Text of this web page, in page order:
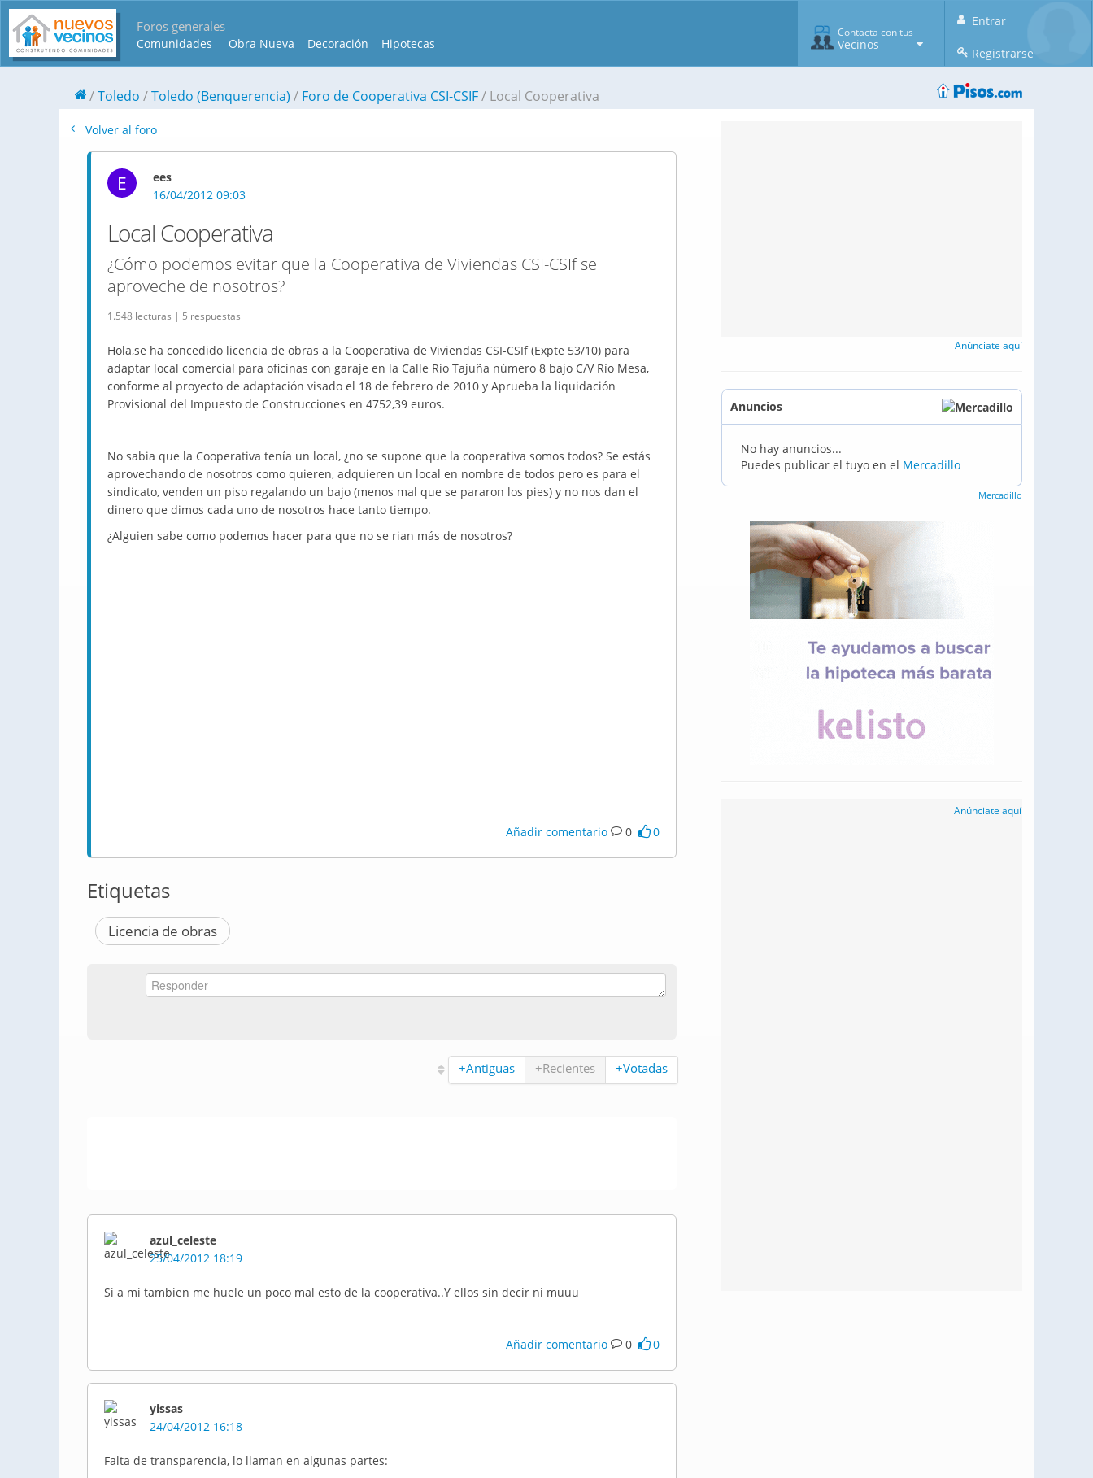
Foros generales
Comunidades Obra Nueva Decoración Hipotecas
Entrar
Registrarse
Contacta con tus
Vecinos
Toledo Toledo (Benquerencia) Foro de Cooperativa CSI-CSIF Local Cooperativa
Volver al foro
E
ees
16/04/2012 09:03
Local Cooperativa
¿Cómo podemos evitar que la Cooperativa de Viviendas CSI-CSIf se
aproveche de nosotros?
1.548 lecturas | 5 respuestas
Hola,se ha concedido licencia de obras a la Cooperativa de Viviendas CSI-CSIf (Expte 53/10) para
adaptar local comercial para oficinas con garaje en la Calle Rio Tajuña número 8 bajo C/V Río Mesa,
conforme al proyecto de adaptación visado el 18 de febrero de 2010 y Aprueba la liquidación
Provisional del Impuesto de Construcciones en 4752,39 euros.
No sabia que la Cooperativa tenía un local, ¿no se supone que la cooperativa somos todos? Se estás
aprovechando de nosotros como quieren, adquieren un local en nombre de todos pero es para el
sindicato, venden un piso regalando un bajo (menos mal que se pararon los pies) y no nos dan el
dinero que dimos cada uno de nosotros hace tanto tiempo.
¿Alguien sabe como podemos hacer para que no se rian más de nosotros?
Añadir comentario 0 0
Etiquetas
Licencia de obras
+Antiguas +Recientes +Votadas
azul_celeste
25/04/2012 18:19
Si a mi tambien me huele un poco mal esto de la cooperativa..Y ellos sin decir ni muuu
Añadir comentario 0 0
yissas
24/04/2012 16:18
Falta de transparencia, lo llaman en algunas partes:
Anúnciate aquí
Anuncios
No hay anuncios...
Puedes publicar el tuyo en el Mercadillo
Mercadillo
Anúnciate aquí